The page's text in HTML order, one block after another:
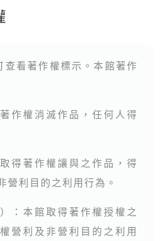
查看著作權標示。本館著作
作權消滅作品，任何人得
得著作權讓與之作品，得
營利目的之利用行為。
：本館取得著作權授權之
營利及非營利目的之利用